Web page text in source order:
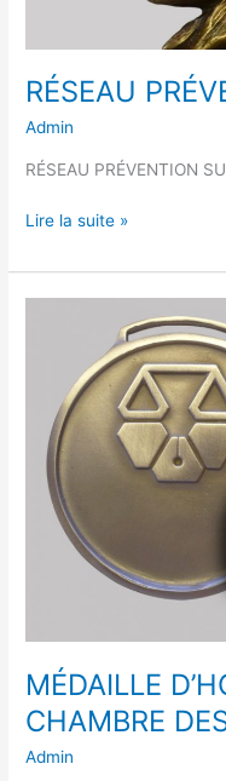
RÉSEAU
Admin
RÉSEAU PRÉVENTION
Lire la suite »
MÉDAILLE
CHAMBRE
Admin
D’HONNEUR
CHAMBRE
DES
NOTAIRES